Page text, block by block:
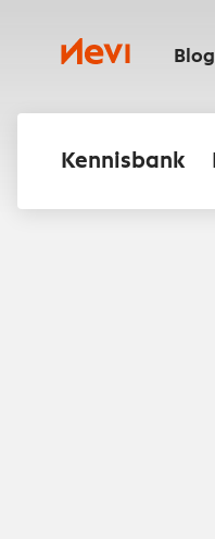
inhoudNevi Blog
Kennisbank